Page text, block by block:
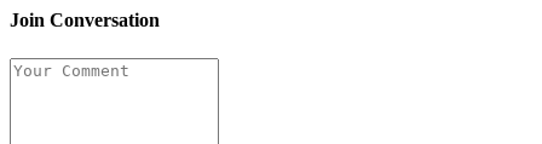
Join Conversation